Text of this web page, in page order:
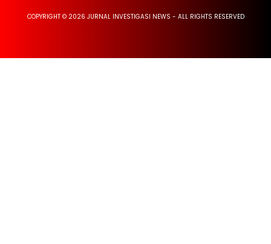
COPYRIGHT © 2026 JURNAL INVESTIGASI NEWS - ALL RIGHTS RESERVED